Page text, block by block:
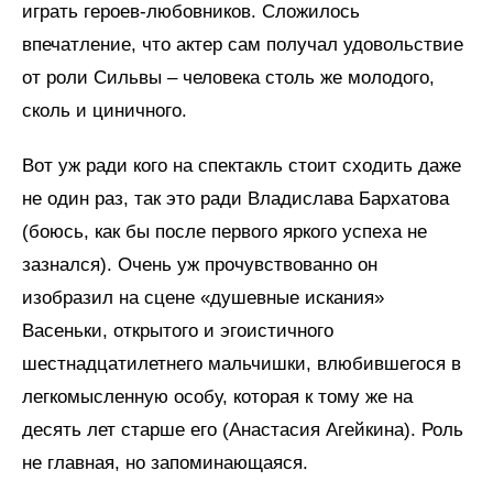
играть героев-любовников. Сложилось
впечатление, что актер сам получал удовольствие
от роли Сильвы – человека столь же молодого,
сколь и циничного.
Вот уж ради кого на спектакль стоит сходить даже
не один раз, так это ради Владислава Бархатова
(боюсь, как бы после первого яркого успеха не
зазнался). Очень уж прочувствованно он
изобразил на сцене «душевные искания»
Васеньки, открытого и эгоистичного
шестнадцатилетнего мальчишки, влюбившегося в
легкомысленную особу, которая к тому же на
десять лет старше его (Анастасия Агейкина). Роль
не главная, но запоминающаяся.